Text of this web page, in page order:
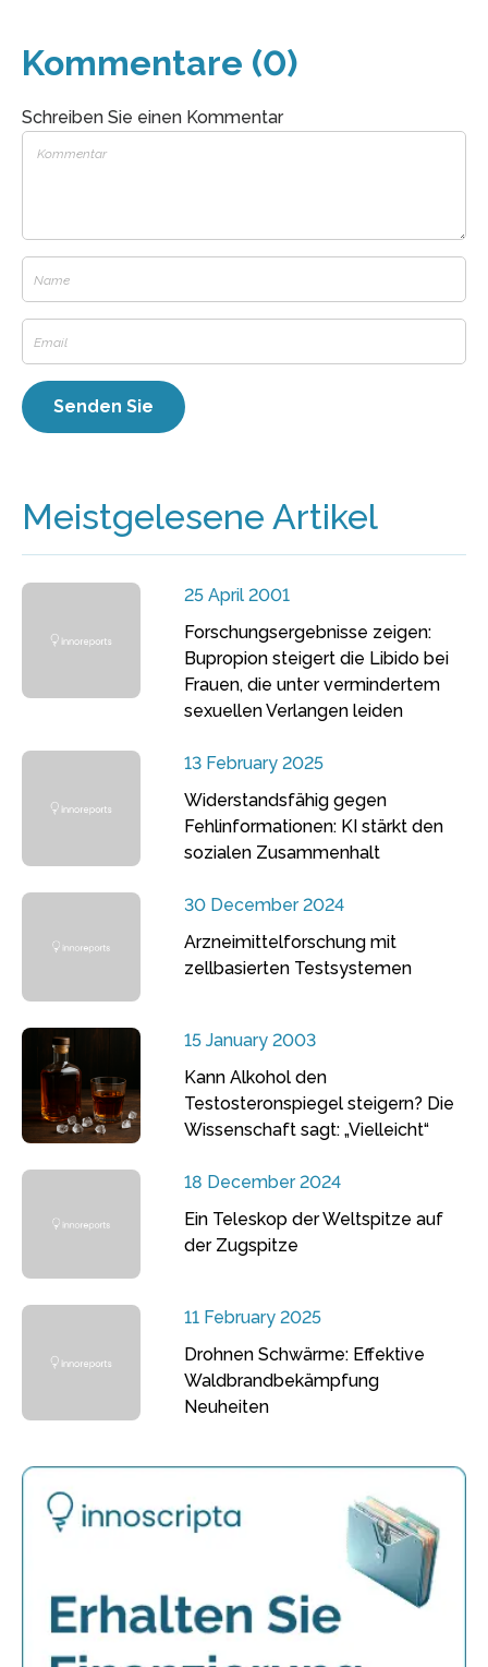
Kommentare (0)
Schreiben Sie einen Kommentar
Meistgelesene Artikel
25 April 2001
Forschungsergebnisse zeigen:
Bupropion steigert die Libido bei
Frauen, die unter vermindertem
sexuellen Verlangen leiden
13 February 2025
Widerstandsfähig gegen
Fehlinformationen: KI stärkt den
sozialen Zusammenhalt
30 December 2024
Arzneimittelforschung mit
zellbasierten Testsystemen
15 January 2003
Kann Alkohol den
Testosteronspiegel steigern? Die
Wissenschaft sagt: „Vielleicht“
18 December 2024
Ein Teleskop der Weltspitze auf
der Zugspitze
11 February 2025
Drohnen Schwärme: Effektive
Waldbrandbekämpfung
Neuheiten